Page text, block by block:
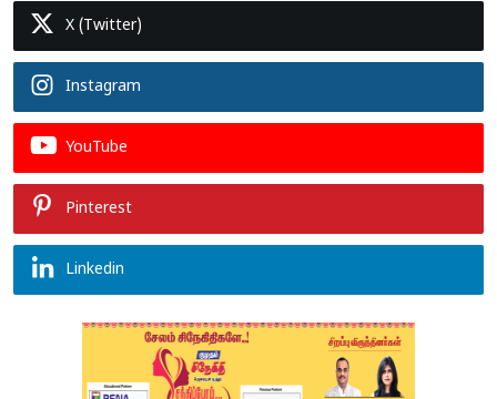
X (Twitter)
Instagram
YouTube
Pinterest
Linkedin